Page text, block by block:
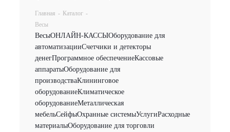
Главная - Каталог -
Весы
ВесыОНЛАЙН-КАССЫОборудование для
автоматизацииСчетчики и детекторы
денегПрограммное обеспечениеКассовые
аппаратыОборудование для
производстваКлининговое
оборудованиеКлиматическое
оборудованиеМеталлическая
мебельСейфыОхранные системыУслугиРасходные
материалыОборудование для торговли